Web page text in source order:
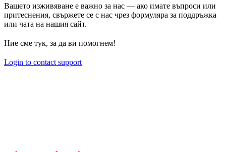
Вашето изживяване е важно за нас — ако имате въпроси или
притеснения, свържете се с нас чрез формуляра за поддръжка
или чата на нашия сайт.
Ние сме тук, за да ви помогнем!
Login to contact support